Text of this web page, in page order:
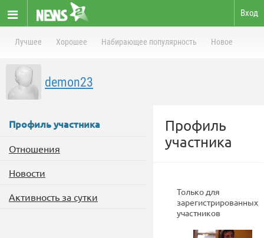
Вход
Лучшее Хорошее Набирающее популярность Новое
demon23
Профиль участника
Отношения
Новости
Активность за сутки
Профиль
участника
Только для
зарегистрированных
участников